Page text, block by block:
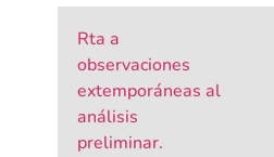
Rta a
observaciones
extemporáneas al
análisis
preliminar.